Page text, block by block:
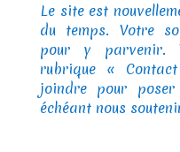
Le site est
du temps. Votre
pour y parvenir.
rubrique «
joindre pour
échéant nous